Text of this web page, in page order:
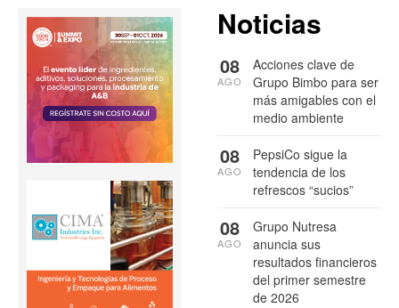
Noticias
Acciones clave de
Grupo Bimbo para ser
más amigables con el
medio ambiente
08
AGO
PepsiCo sigue la
tendencia de los
refrescos “sucios”
08
AGO
Grupo Nutresa
anuncia sus
resultados financieros
del primer semestre
de 2026
08
AGO